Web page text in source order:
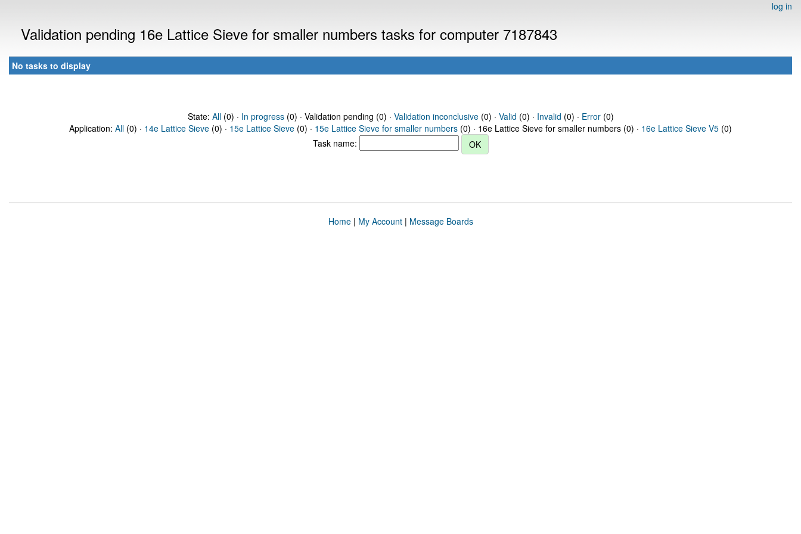
log in
Validation pending 16e Lattice Sieve for smaller numbers tasks for computer 7187843
No tasks to display
State: All(0) · In progress(0) · Validation pending (0) · Validation inconclusive(0) · Valid (0) · Invalid (0) · Error(0)
Application: All (0) · 14e Lattice Sieve (0) · 15e Lattice Sieve (0) · 15e Lattice Sieve for smaller numbers (0) · 16e Lattice Sieve for smaller numbers (0) · 16e Lattice Sieve V5 (0)
Task name:
Home| My Account| Message Boards